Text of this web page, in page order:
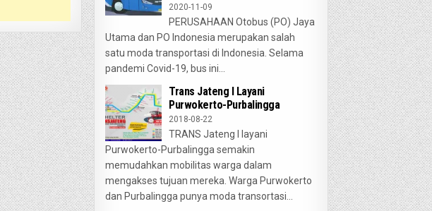
2020-11-09
PERUSAHAAN Otobus (PO) Jaya
Utama dan PO Indonesia merupakan salah
satu moda transportasi di Indonesia. Selama
pandemi Covid-19, bus ini...
Trans Jateng I Layani
Purwokerto-Purbalingga
2018-08-22
TRANS Jateng I layani
Purwokerto-Purbalingga semakin
memudahkan mobilitas warga dalam
mengakses tujuan mereka. Warga Purwokerto
dan Purbalingga punya moda transortasi...